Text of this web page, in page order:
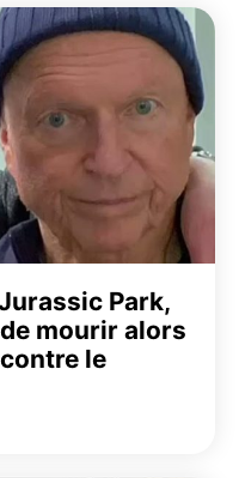
Park,
de mourir alors
le